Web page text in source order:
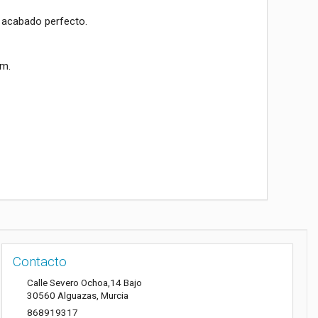
perfecto.
Contacto
Calle Severo Ochoa,14 Bajo
30560 Alguazas, Murcia
868919317